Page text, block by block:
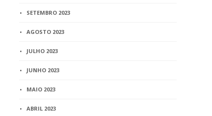
SETEMBRO 2023
AGOSTO 2023
JULHO 2023
JUNHO 2023
MAIO 2023
ABRIL 2023